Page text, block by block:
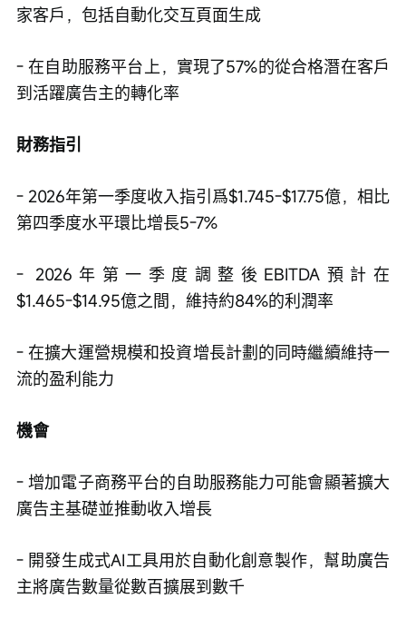
家客戶，包括自動化交互頁面生成
- 在自助服務平台上，實現了57%的從合格潛在客戶
到活躍廣告主的轉化率
財務指引
- 2026年第一季度收入指引爲$1.745-$17.75億，相比
第四季度水平環比增長5-7%
- 2026年第一季度調整後EBITDA預計在
$1.465-$14.95億之間，維持約84%的利潤率
- 在擴大運營規模和投資增長計劃的同時繼續維持一
流的盈利能力
機會
- 增加電子商務平台的自助服務能力可能會顯著擴大
廣告主基礎並推動收入增長
- 開發生成式AI工具用於自動化創意製作，幫助廣告
主將廣告數量從數百擴展到數千